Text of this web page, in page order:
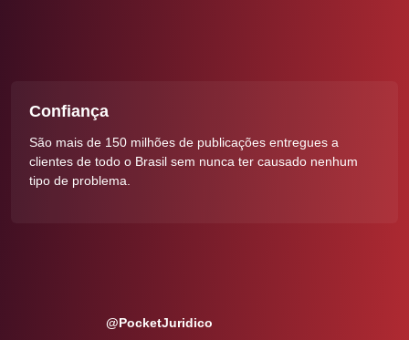
Confiança
São mais de 150 milhões de publicações entregues a
clientes de todo o Brasil sem nunca ter causado nenhum
tipo de problema.
@PocketJuridico